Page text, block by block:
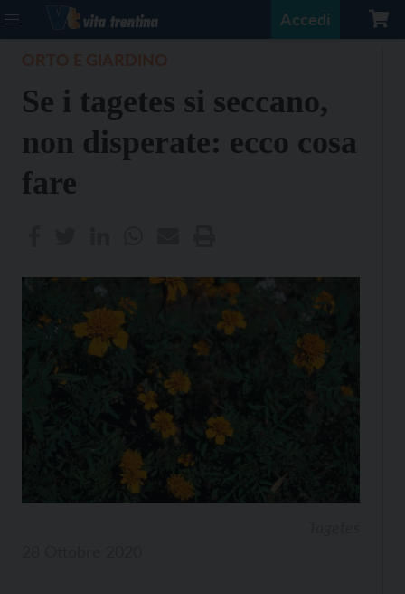
Accedi
Se i tagetes si seccano,
non disperate: ecco cosa
fare